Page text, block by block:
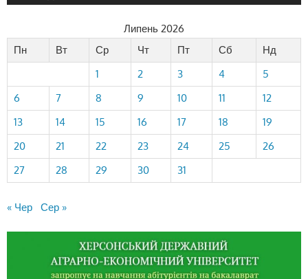
Липень 2026
Пн
Вт Ср Чт Пт Сб
Нд
1
2 3 4
5
6
7 8 9 10 11
12
13
14 15 16 17 18
19
20
21 22 23 24 25
26
27
28 29 30 31
« Чер Сер »